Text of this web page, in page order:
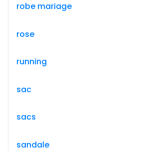
robe mariage
rose
running
sac
sacs
sandale